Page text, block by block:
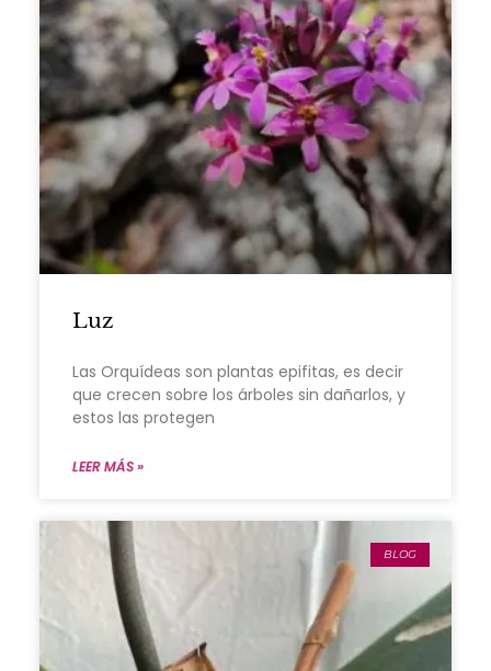
Luz
Las Orquídeas son plantas epifitas, es decir
que crecen sobre los árboles sin dañarlos, y
estos las protegen
LEER MÁS »
BLOG